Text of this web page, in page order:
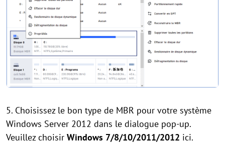
5. Choisissez le bon type de MBR pour votre système
Windows Server 2012 dans le dialogue pop-up.
Veuillez choisir Windows 7/8/10/2011/2012 ici.